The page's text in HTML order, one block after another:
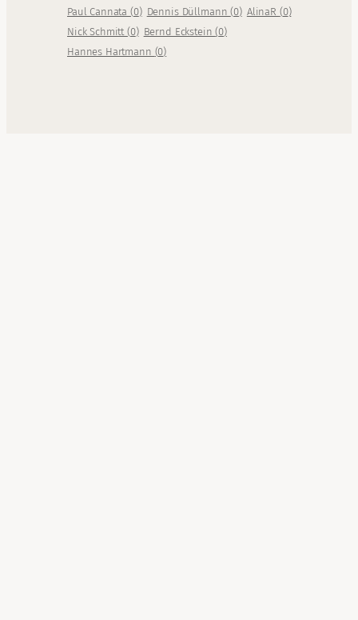
Paul Cannata(0) Dennis Düllmann(0) AlinaR (0)
Nick Schmitt(0) Bernd Eckstein(0)
Hannes Hartmann (0)